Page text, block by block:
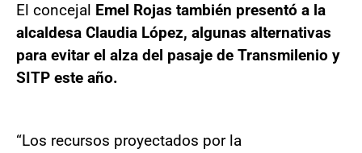
El concejal Emel Rojas también presentó a la
alcaldesa Claudia López, algunas alternativas
para evitar el alza del pasaje de Transmilenio y
SITP este año.
“Los recursos proyectados por la